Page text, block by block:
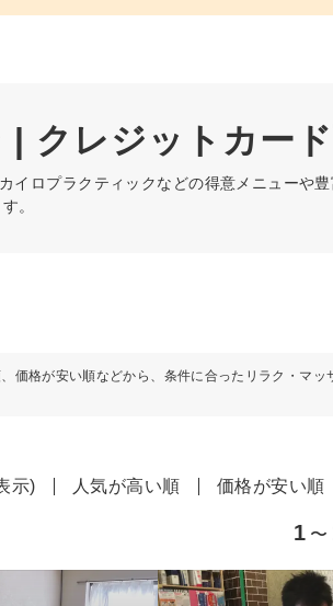
クレジットカー
イロプラクティックなどの得意メニューや
。
価格が安い順などから、条件に合ったリラク・マッ
示) 人気が高い順 価格が安い順
1 〜